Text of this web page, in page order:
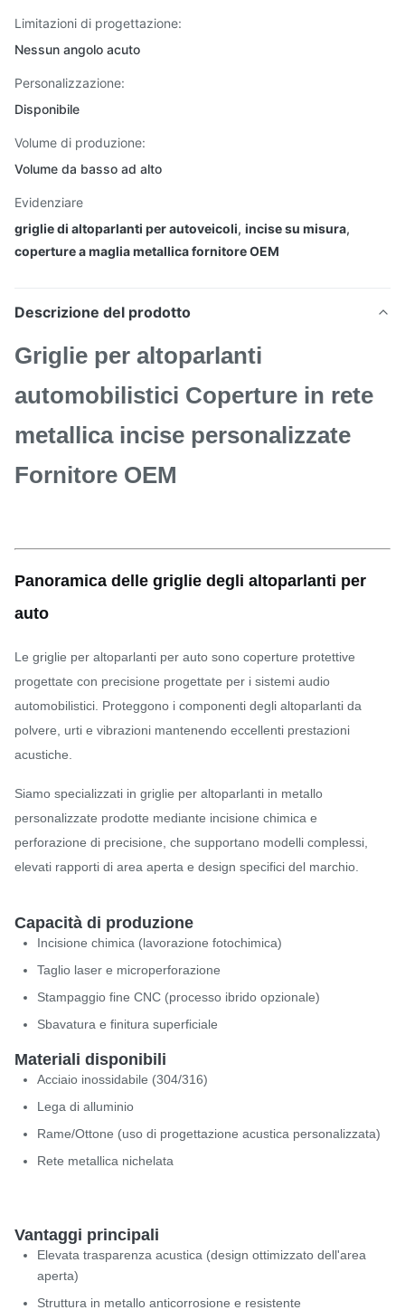
Limitazioni di progettazione:
Nessun angolo acuto
Personalizzazione:
Disponibile
Volume di produzione:
Volume da basso ad alto
Evidenziare
griglie di altoparlanti per autoveicoli, incise su misura,
coperture a maglia metallica fornitore OEM
Descrizione del prodotto
Griglie per altoparlanti
automobilistici Coperture in rete
metallica incise personalizzate
Fornitore OEM
Panoramica delle griglie degli altoparlanti per
auto
Le griglie per altoparlanti per auto sono coperture protettive
progettate con precisione progettate per i sistemi audio
automobilistici. Proteggono i componenti degli altoparlanti da
polvere, urti e vibrazioni mantenendo eccellenti prestazioni
acustiche.
Siamo specializzati in griglie per altoparlanti in metallo
personalizzate prodotte mediante incisione chimica e
perforazione di precisione, che supportano modelli complessi,
elevati rapporti di area aperta e design specifici del marchio.
Capacità di produzione
Incisione chimica (lavorazione fotochimica)
Taglio laser e microperforazione
Stampaggio fine CNC (processo ibrido opzionale)
Sbavatura e finitura superficiale
Materiali disponibili
Acciaio inossidabile (304/316)
Lega di alluminio
Rame/Ottone (uso di progettazione acustica personalizzata)
Rete metallica nichelata
Vantaggi principali
Elevata trasparenza acustica (design ottimizzato dell'area
aperta)
Struttura in metallo anticorrosione e resistente